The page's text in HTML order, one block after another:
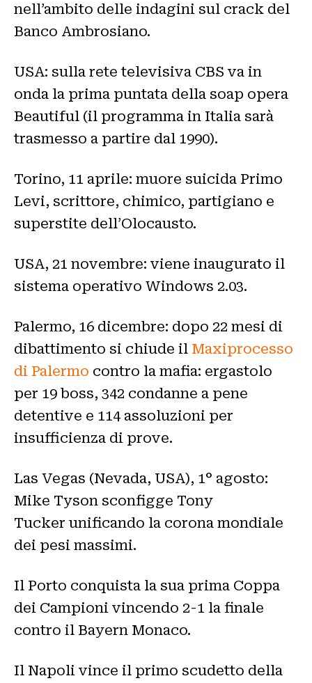
nell’ambito delle indagini sul crack del
Banco Ambrosiano.
USA: sulla rete televisiva CBS va in
onda la prima puntata della soap opera
Beautiful (il programma in Italia sarà
trasmesso a partire dal 1990).
Torino, 11 aprile: muore suicida Primo
Levi, scrittore, chimico, partigiano e
superstite dell’Olocausto.
USA, 21 novembre: viene inaugurato il
sistema operativo Windows 2.03.
Palermo, 16 dicembre: dopo 22 mesi di
dibattimento si chiude il Maxiprocesso
di Palermo contro la mafia: ergastolo
per 19 boss, 342 condanne a pene
detentive e 114 assoluzioni per
insufficienza di prove.
Las Vegas (Nevada, USA), 1° agosto:
Mike Tyson sconfigge Tony
Tucker unificando la corona mondiale
dei pesi massimi.
Il Porto conquista la sua prima Coppa
dei Campioni vincendo 2-1 la finale
contro il Bayern Monaco.
Il Napoli vince il primo scudetto della